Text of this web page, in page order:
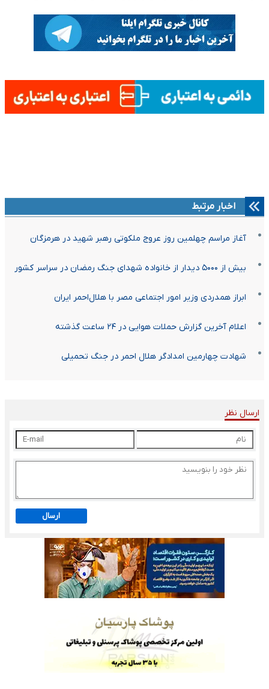
اخبار مرتبط
آغاز مراسم چهلمین روز عروج ملکوتی رهبر شهید در هرمزگان
بیش از ۵۰۰۰ دیدار از خانواده شهدای جنگ رمضان در سراسر کشور
ابراز همدردی وزیر امور اجتماعی مصر با هلال‌احمر ایران
اعلام آخرین گزارش حملات هوایی در ۲۴ ساعت گذشته
شهادت چهارمین امدادگر هلال احمر در جنگ تحمیلی
ارسال نظر
ارسال